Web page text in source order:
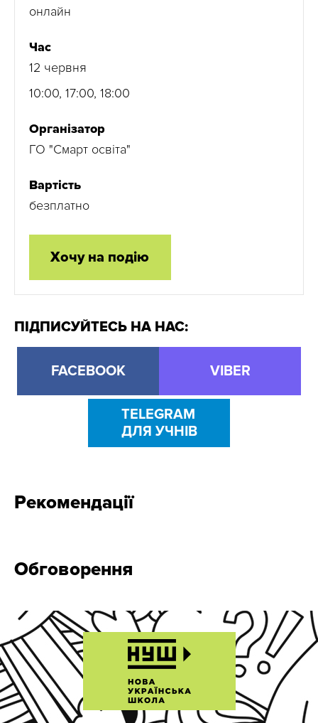
онлайн
Час
12 червня
10:00, 17:00, 18:00
Організатор
ГО "Смарт освіта"
Вартість
безплатно
Хочу на подію
ПІДПИСУЙТЕСЬ НА НАС:
FACEBOOK VIBER
TELEGRAM
ДЛЯ УЧНІВ
Рекомендації
Обговорення